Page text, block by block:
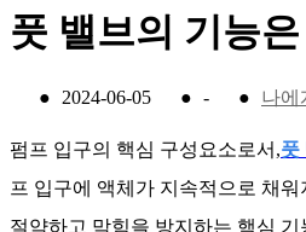
풋 밸브의 기능
● 2024-06-05 ● - ● 나에
펌프 입구의 핵심 구성요소로서,풋
프 입구에 액체가 지속적으로 채
절약하고 막힘을 방지하는 핵심 기